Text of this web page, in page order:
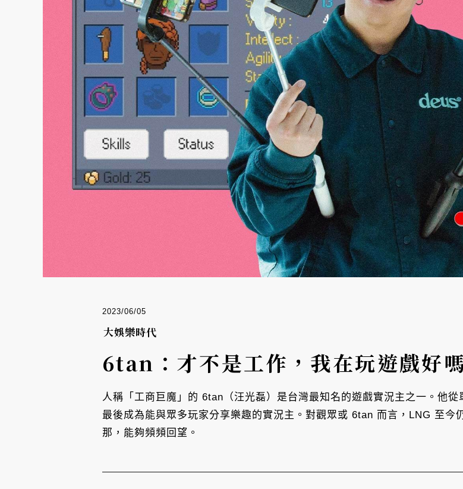
2023/06/05
大娛樂時代
6tan：才不是工作，我在玩遊戲好
人稱「工商巨魔」的 6tan（汪光磊）是台灣最知名的遊戲實況主之一。他
最後成為能與眾多玩家分享樂趣的實況主。對觀眾或 6tan 而言，LNG 至今
那，能夠頻頻回望。